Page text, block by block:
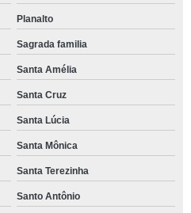
Planalto
Sagrada familia
Santa Amélia
Santa Cruz
Santa Lúcia
Santa Mônica
Santa Terezinha
Santo Antônio